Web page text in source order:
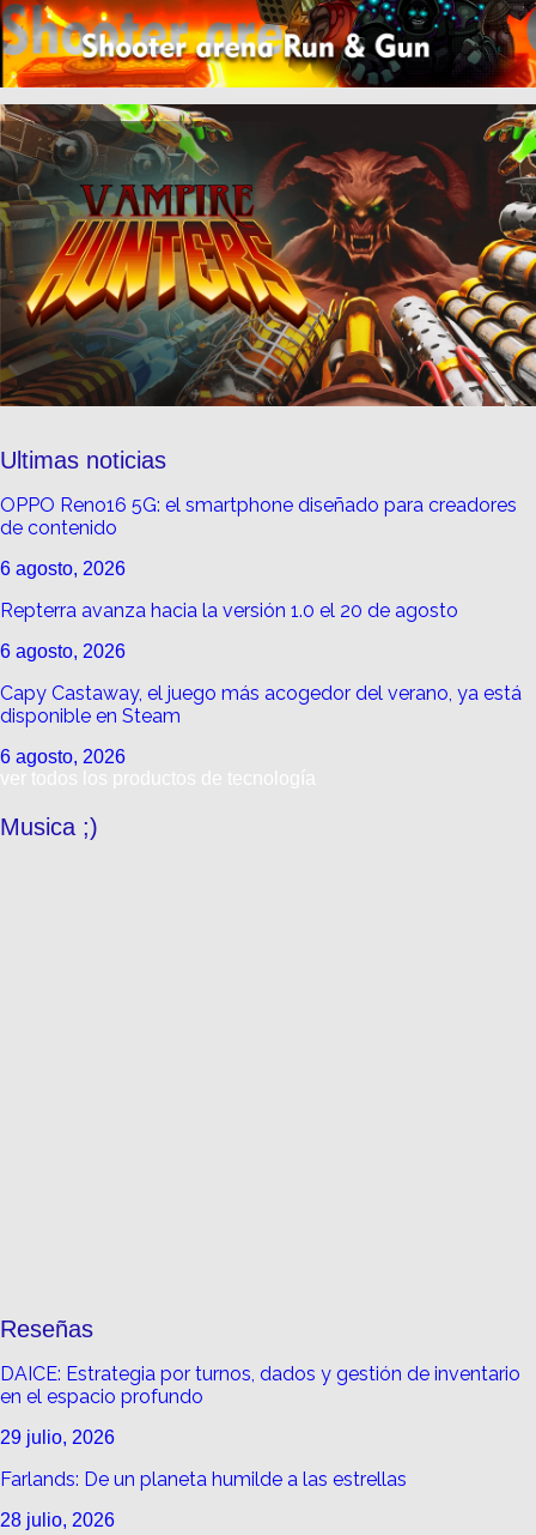
Ultimas noticias
OPPO Reno16 5G: el smartphone diseñado para creadores
de contenido
6 agosto, 2026
Repterra avanza hacia la versión 1.0 el 20 de agosto
6 agosto, 2026
Capy Castaway, el juego más acogedor del verano, ya está
disponible en Steam
6 agosto, 2026
ver todos los productos de tecnología
Musica ;)
Reseñas
DAICE: Estrategia por turnos, dados y gestión de inventario
en el espacio profundo
29 julio, 2026
Farlands: De un planeta humilde a las estrellas
28 julio, 2026